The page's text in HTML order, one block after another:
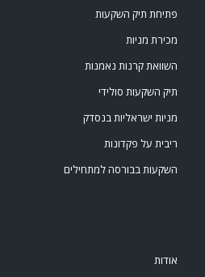
פתיחת תיק השקעות
מכירת מניות
השוואת קרנות נאמנות
תיק השקעות סולידי
מניות ישראליות בנסדק
ריבית על פקדונות
השקעות בבורסה למתחילים
אודות